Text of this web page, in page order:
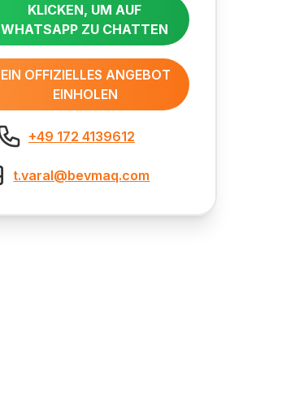
KLICKEN, UM AUF
WHATSAPP ZU CHATTEN
EIN OFFIZIELLES ANGEBOT
EINHOLEN
+49 172 4139612
t.varal@bevmaq.com